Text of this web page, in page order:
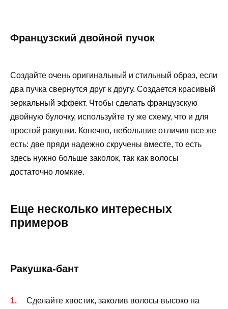
Французский двойной пучок
Создайте очень оригинальный и стильный образ, если
два пучка свернутся друг к другу. Создается красивый
зеркальный эффект. Чтобы сделать французскую
двойную булочку, используйте ту же схему, что и для
простой ракушки. Конечно, небольшие отличия все же
есть: две пряди надежно скручены вместе, то есть
здесь нужно больше заколок, так как волосы
достаточно ломкие.
Еще несколько интересных
примеров
Ракушка-бант
Сделайте хвостик, заколив волосы высоко на